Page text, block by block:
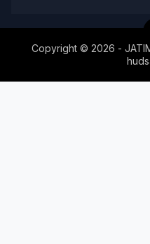
Copyright © 2026 -